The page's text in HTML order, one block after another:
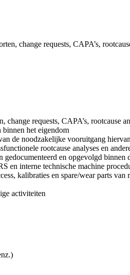
change requests, CAPA’s,
requests, CAPA’s, rootcause
binnen het eigendom
de noodzakelijke vooruitgang hiervan
rootcause analyses en
en opgevolgd
en interne technische machine
kalibraties en spare/wear parts van
activiteiten